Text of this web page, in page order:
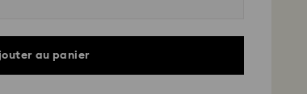
au panier